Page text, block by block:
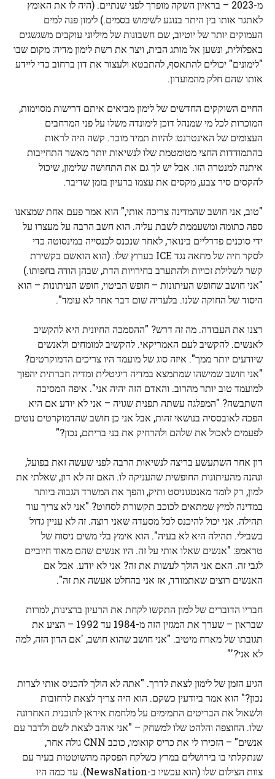
מ-2023 – בראיון השקה מופרך לפני שנתיים. (היה לו את האומץ
לאתגר אותו בין היתר בנוגע לשימוש בסמים.) לימון פנה למים
העמוקים יותר של יוטיוב, שם חשבונות של מיליוני עוקבים משגשגים
באפלולית, ונשען אל מותג הבית, ויצר את רשת לימון מדיה: מקום שבו
"לימונים" יכולים להתאסף, להתבטא ולעצור את דון ברחוב כדי ליידע
אותו שהם חלק מהמועדון.
החיים השוקקים החדשים של לימון מביאים איתם דרישות מסוימות,
המוכרות לכל מי שמנהל דוכן לימונדה משלו על פני המרחבים
העצומים של האינטרנט: להיות תמיד מוכר. קשה היה לראות
בהתמודדות החצי מטומטמת שלו לנשיאות יותר מאשר התחייבות
איתנה למנטרה הזו. אבל יש לך גם את התחושה שלימון, שיכול
להקסים סיר צבע, מקסים את עצמו ברעיון בזמן שדיבר.
"טוב, אני חושב שהמדינה צריכה אותי," הוא אמר פעם אחת שמצאנו
ספה כתומה ומשעממת לשבת עליה. הוא חשב הרבה על מעצרו על
ידי סוכנים פדרליים בינואר, לאחר שנכנס לכנסייה במינסוטה כדי
לסקר חיה של מחאה נגד ICE בערוץ שלו. (הוא הואשם בקשירת
קשר לשלילת זכויות ולהתערב בחירויות הדת, שבהן הודה בחפותו.)
"אני חושב שחופש העיתונות – חופש הביטוי, חופש העיתונות – הוא
היסוד של החוקה שלנו. בלעדיה שום דבר אחר לא עומד".
רצנו את העבודה. מה זה דרש? "ההסמכה החיונית היא להקשיב
לאנשים. להקשיב לעם האמריקאי. להקשיב למומחים ולאנשים
שיודעים יותר ממך". איזה סוג של מועמד היו צריכים הדמוקרטים?
"אני חושב שמישהו שמתמצא במדיה דיגיטלית ומדיה חברתית יהפוך
למועמד טוב יותר מהרוב. והאדם הזה יהיה אני". איפה המסיבה
השתבשה? "המפלגה עשתה תפנית שגויה – אני לא יודע אם היא
הפכה לאובססיה בנושאי זהות, אבל אני כן חושב שהדמוקרטים נוטים
לפעמים לאכול את שלהם ולהרחיק את בני בריתם, נכון?"
דון אחר השתעשע בריצה לנשיאות הרבה לפני שעשה זאת בפועל,
ונהנה מהעיתונות החופשית שהעניקה לו. האם זה לא דון, שאלתי את
למון, רק לומד מאנטגוניסט ותיק, והפך את המשרד הגבוה ביותר
במדינה למיץ שמתאים לכוכב תקשורת לסחוט? "אני לא צריך עוד
תהילה. אני יכול להיכנס לכל מסעדה שאני רוצה. זה לא עניין גדול
בשבילי. תהילה היא לא בעיה". הוא אימץ בלי משים ניסוח של
טראמפ: "אנשים שאלו אותי על זה. היו אנשים שהם מאוד חיוביים
לגבי זה. האם אני הולך לעשות את זה? אני לא יודע. אבל אם
האנשים רוצים שאתמודד, אז אני בהחלט אעשה את זה".
חבריו הדוברים של למון התקשו לקחת את הרעיון ברצינות, למרות
שבראון – שערך את המגזין הזה מ-1984 עד 1992 – הציע את
תגובתו של מארח מיטיב. "אני חושב שהוא חושב, 'אם הדון הזה, למה
לא אני?'"
הגיע הזמן של לימון לצאת לדרך. "אתה לא הולך להכניס אותי לצרות
נכון?" הוא אמר ביודעין כשקם. הוא היה צריך לצאת לרחובות
ולשאול את הבריטים התמימים על מלחמת איראן לתוכנית האחרונה
שלו. החוצפה והלהט שלו למשחק – "אני אוהב לצאת לשם ולדבר עם
אנשים" – הזכירו לי את כריס קואומו, כוכב CNN גולה אחר,
שנתקלתי בו בירושלים במרץ כשלקח הפסקה מהשוטטות בעיר עם
צוות הצילום שלו (הוא עכשיו ב-NewsNation). עד כמה היו